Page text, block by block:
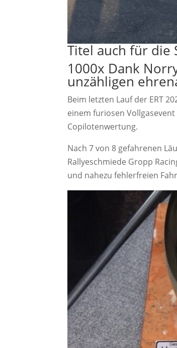
Titel auch für die
1000x Dank
unzähligen
Beim letzten Lauf der ERT
einem furiosen
Copilotenwertung.
Nach 7 von 8 gefahrenen
Rallyeschmiede Gropp
und nahezu fehlerfreien